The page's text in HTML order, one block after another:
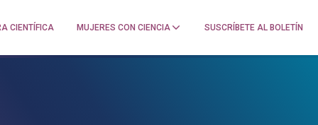
CIENTÍFICA MUJERES CON CIENCIA SUSCRÍBETE AL BOLETÍN